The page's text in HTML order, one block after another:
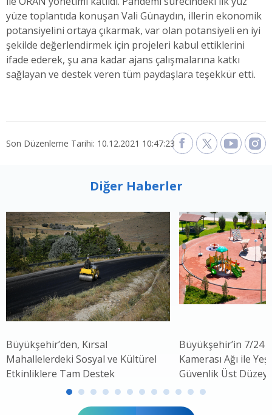
yüze toplantıda konuşan Vali Günaydın, illerin ekonomik
potansiyelini ortaya çıkarmak, var olan potansiyeli en iyi
şekilde değerlendirmek için projeleri kabul ettiklerini
ifade ederek, şu ana kadar ajans çalışmalarına katkı
sağlayan ve destek veren tüm paydaşlara teşekkür etti.
Son Düzenleme Tarihi: 10.12.2021 10:47:23
Diğer Haberler
Büyükşehir’den, Kırsal
Mahallelerdeki Sosyal ve Kültürel
Etkinliklere Tam Destek
Büyükşehir’in 7/24
Kamerası Ağı ile
Güvenlik Üst